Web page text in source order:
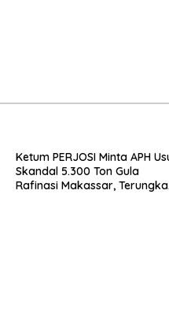
Ketum PERJOSI Minta APH
Skandal 5.300 Ton Gula
Rafinasi Makassar,